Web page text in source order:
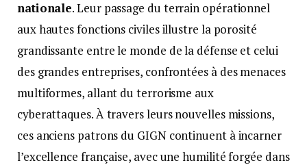
nationale. Leur passage du terrain opérationnel
aux hautes fonctions civiles illustre la porosité
grandissante entre le monde de la défense et celui
des grandes entreprises, confrontées à des menaces
multiformes, allant du terrorisme aux
cyberattaques. À travers leurs nouvelles missions,
ces anciens patrons du GIGN continuent à incarner
l’excellence française, avec une humilité forgée dans